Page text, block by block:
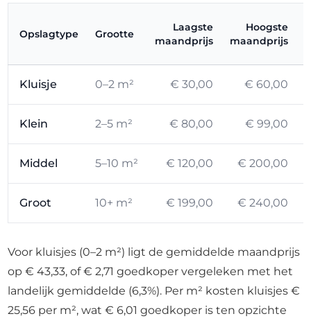
Opslagtype Grootte
Laagste
maandprijs
Hoogste
maandprijs
Kluisje 0–2 m² € 30,00 € 60,00
Klein 2–5 m² € 80,00 € 99,00
Middel 5–10 m² € 120,00 € 200,00
Groot 10+ m² € 199,00 € 240,00
Voor kluisjes (0–2 m²) ligt de gemiddelde maandprijs
op € 43,33, of € 2,71 goedkoper vergeleken met het
landelijk gemiddelde (6,3%). Per m² kosten kluisjes €
25,56 per m², wat € 6,01 goedkoper is ten opzichte